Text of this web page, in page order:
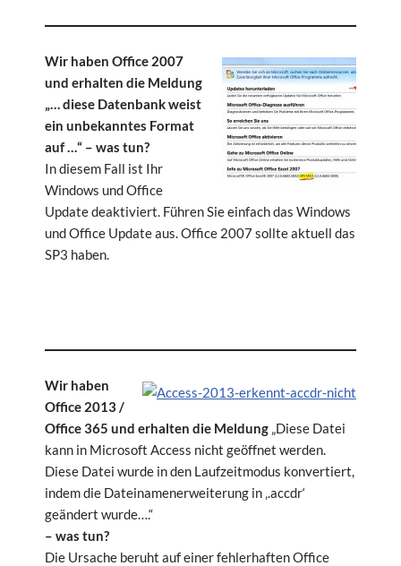
Wir haben Office 2007
und erhalten die Meldung
„… diese Datenbank weist
ein unbekanntes Format
auf …“ – was tun?
In diesem Fall ist Ihr
Windows und Office
Update deaktiviert. Führen Sie einfach das Windows
und Office Update aus. Office 2007 sollte aktuell das
SP3 haben.
Wir haben
Office 2013 /
Office 365 und erhalten die Meldung „Diese Datei
kann in Microsoft Access nicht geöffnet werden.
Diese Datei wurde in den Laufzeitmodus konvertiert,
indem die Dateinamenerweiterung in ‚.accdr‘
geändert wurde….“
– was tun?
Die Ursache beruht auf einer fehlerhaften Office